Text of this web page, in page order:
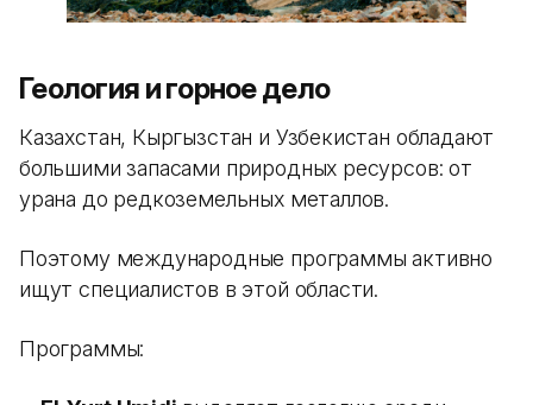
Геология и горное дело
Казахстан, Кыргызстан и Узбекистан обладают
большими запасами природных ресурсов: от
урана до редкоземельных металлов.
Поэтому международные программы активно
ищут специалистов в этой области.
Программы: